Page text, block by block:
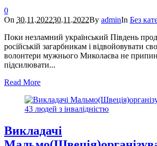
0
On 30.11.202230.11.2022By adminIn Без
Поки незламний український Південь
російській загарбникам і відвойовувати
волонтери мужнього Миколаєва не
підсилювати...
Read More
Викладачі